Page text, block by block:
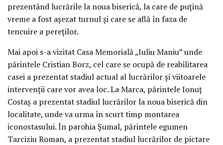
prezentând lucrările la noua biserică, la care de puțină
vreme a fost așezat turnul și care se află în faza de
tencuire a pereților.
Mai apoi s-a vizitat Casa Memorială „Iuliu Maniu” unde
părintele Cristian Borz, cel care se ocupă de reabilitarea
casei a prezentat stadiul actual al lucrărilor și viitoarele
intervenții care vor avea loc. La Marca, părintele Ionuț
Costaș a prezentat stadiul lucrărilor la noua biserică din
localitate, unde va urma în scurt timp montarea
iconostasului. În parohia Șumal, părintele egumen
Tarciziu Roman, a prezentat stadiul lucrărilor de pictare